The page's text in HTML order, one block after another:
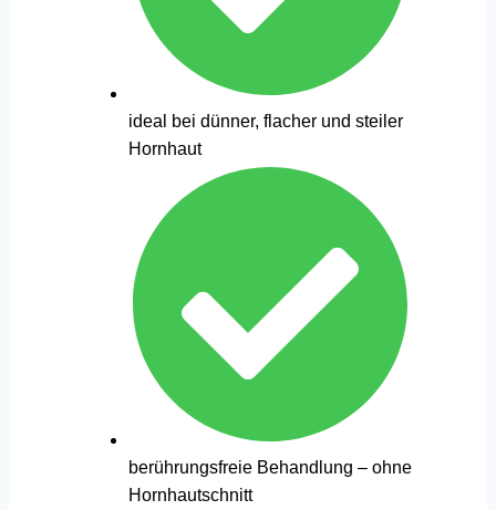
ideal bei dünner, flacher und steiler
Hornhaut
berührungsfreie Behandlung – ohne
Hornhautschnitt